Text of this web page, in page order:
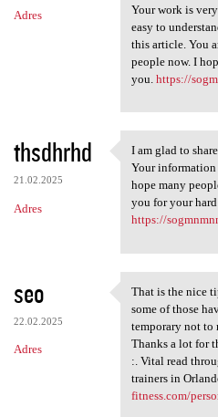
Adres
Your work is
easy to
this article. You
people now. I
you. https://
thsdhrhd
21.02.2025
Adres
I am glad to
I am glad to
Your information
hope many
you for your
https://
seo
22.02.2025
Adres
That is the
That is the nice
some of those
temporary not to
Thanks a lot for
:. Vital read
trainers in
fitness.com/